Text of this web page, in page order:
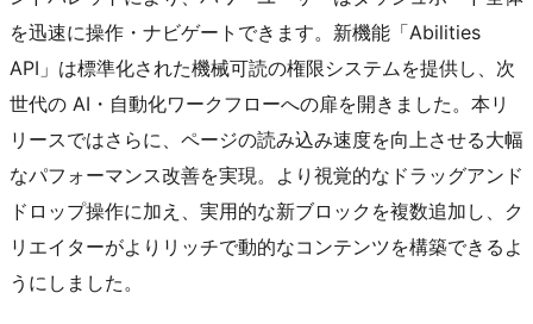
を迅速に操作・ナビゲートできます。新機能「Abilities
API」は標準化された機械可読の権限システムを提供し、次
世代の AI・自動化ワークフローへの扉を開きました。本リ
リースではさらに、ページの読み込み速度を向上させる大幅
なパフォーマンス改善を実現。より視覚的なドラッグアンド
ドロップ操作に加え、実用的な新ブロックを複数追加し、ク
リエイターがよりリッチで動的なコンテンツを構築できるよ
うにしました。